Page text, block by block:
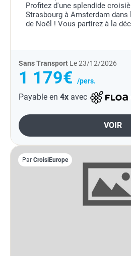
Profitez d'une splendide
Strasbourg à Amsterdam
de Noël ! Vous partirez à la
Sans Transport Le 23/12/2026
1 179€ /pers.
Payable en 4x avec
VOIR
Par CroisiEurope